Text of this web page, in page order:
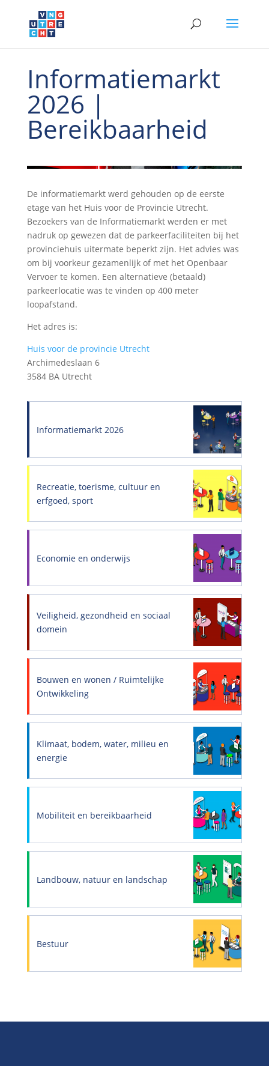
Informatiemarkt
2026 |
Bereikbaarheid
De informatiemarkt werd gehouden op de eerste
etage van het Huis voor de Provincie Utrecht.
Bezoekers van de Informatiemarkt werden er met
nadruk op gewezen dat de parkeerfaciliteiten bij het
provinciehuis uitermate beperkt zijn. Het advies was
om bij voorkeur gezamenlijk of met het Openbaar
Vervoer te komen. Een alternatieve (betaald)
parkeerlocatie was te vinden op 400 meter
loopafstand.
Het adres is:
Huis voor de provincie Utrecht
Archimedeslaan 6
3584 BA Utrecht
Informatiemarkt 2026
Recreatie, toerisme, cultuur en
erfgoed, sport
Economie en onderwijs
Veiligheid, gezondheid en sociaal
domein
Bouwen en wonen / Ruimtelijke
Ontwikkeling
Klimaat, bodem, water, milieu en
energie
Mobiliteit en bereikbaarheid
Landbouw, natuur en landschap
Bestuur